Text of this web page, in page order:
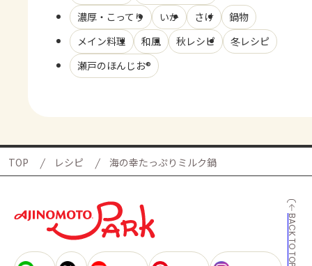
濃厚・こってり
いか さけ
鍋物
メイン料理
和風 秋レシピ
冬レシピ
瀬戸のほんじお®
TOP レシピ 海の幸たっぷりミルク鍋
BACK TO TOP